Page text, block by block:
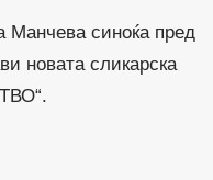
Манчева синоќа пред
новата сликарска